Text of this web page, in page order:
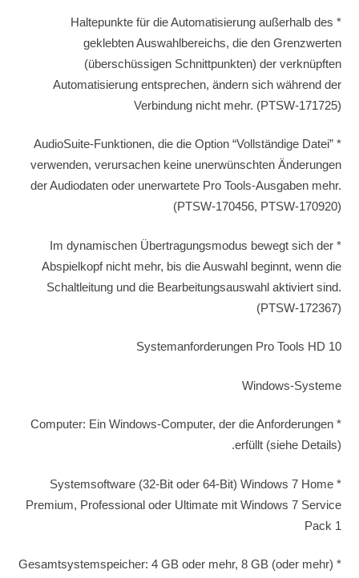
* Haltepunkte für die Automatisierung außerhalb des
geklebten Auswahlbereichs, die den Grenzwerten
(überschüssigen Schnittpunkten) der verknüpften
Automatisierung entsprechen, ändern sich während der
Verbindung nicht mehr. (PTSW-171725)
* AudioSuite-Funktionen, die die Option “Vollständige Datei”
verwenden, verursachen keine unerwünschten Änderungen
der Audiodaten oder unerwartete Pro Tools-Ausgaben mehr.
(PTSW-170456, PTSW-170920)
* Im dynamischen Übertragungsmodus bewegt sich der
Abspielkopf nicht mehr, bis die Auswahl beginnt, wenn die
Schaltleitung und die Bearbeitungsauswahl aktiviert sind.
(PTSW-172367)
Systemanforderungen Pro Tools HD 10
Windows-Systeme
* Computer: Ein Windows-Computer, der die Anforderungen
erfüllt (siehe Details).
* Systemsoftware (32-Bit oder 64-Bit) Windows 7 Home
Premium, Professional oder Ultimate mit Windows 7 Service
Pack 1
* Gesamtsystemspeicher: 4 GB oder mehr, 8 GB (oder mehr)